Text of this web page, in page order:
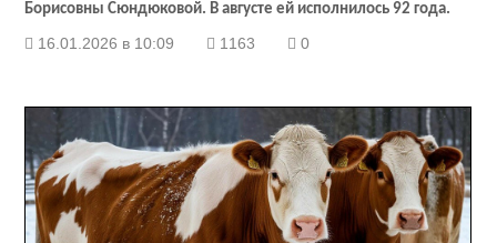
Борисовны Сюндюковой. В августе ей исполнилось 92 года.
16.01.2026 в 10:09 1163 0